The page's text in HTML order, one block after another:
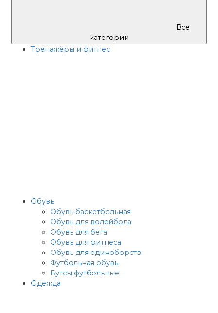
Все
категории
Тренажёры и фитнес
Обувь
Обувь баскетбольная
Обувь для волейбола
Обувь для бега
Обувь для фитнеса
Обувь для единоборств
Футбольная обувь
Бутсы футбольные
Одежда